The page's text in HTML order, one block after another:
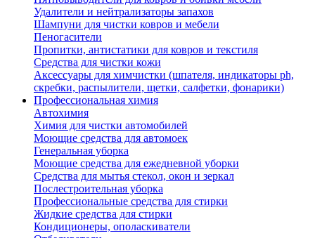
Удалители и нейтрализаторы запахов
Шампуни для чистки ковров и мебели
Пеногасители
Пропитки, антистатики для ковров и текстиля
Средства для чистки кожи
Аксессуары для химчистки (шпателя, индикаторы ph,
скребки, распылители, щетки, салфетки, фонарики)
Профессиональная химия
Автохимия
Химия для чистки автомобилей
Моющие средства для автомоек
Генеральная уборка
Моющие средства для ежедневной уборки
Средства для мытья стекол, окон и зеркал
Послестроительная уборка
Профессиональные средства для стирки
Жидкие средства для стирки
Кондиционеры, ополаскиватели